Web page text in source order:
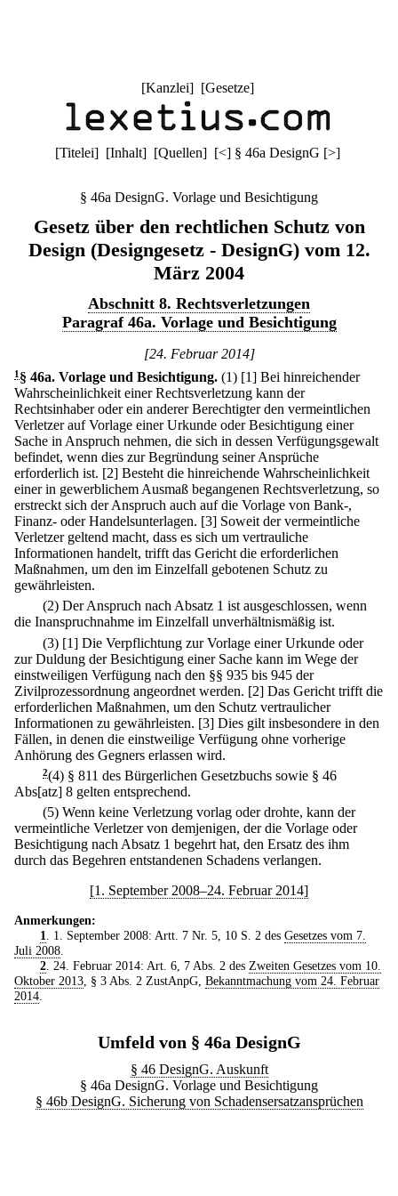
[Kanzlei] [Gesetze]
[Titelei] [Inhalt] [Quellen] [<] § 46a DesignG [>]
§ 46a DesignG. Vorlage und Besichtigung
Gesetz über den rechtlichen Schutz von
Design (Designgesetz - DesignG) vom 12.
März 2004
Abschnitt 8. Rechtsverletzungen
Paragraf 46a. Vorlage und Besichtigung
[24. Februar 2014]
1 § 46a. Vorlage und Besichtigung. (1) [1] Bei hinreichender
Wahrscheinlichkeit einer Rechtsverletzung kann der
Rechtsinhaber oder ein anderer Berechtigter den vermeintlichen
Verletzer auf Vorlage einer Urkunde oder Besichtigung einer
Sache in Anspruch nehmen, die sich in dessen Verfügungsgewalt
befindet, wenn dies zur Begründung seiner Ansprüche
erforderlich ist. [2] Besteht die hinreichende Wahrscheinlichkeit
einer in gewerblichem Ausmaß begangenen Rechtsverletzung, so
erstreckt sich der Anspruch auch auf die Vorlage von Bank-,
Finanz- oder Handelsunterlagen. [3] Soweit der vermeintliche
Verletzer geltend macht, dass es sich um vertrauliche
Informationen handelt, trifft das Gericht die erforderlichen
Maßnahmen, um den im Einzelfall gebotenen Schutz zu
gewährleisten.
(2) Der Anspruch nach Absatz 1 ist ausgeschlossen, wenn
die Inanspruchnahme im Einzelfall unverhältnismäßig ist.
(3) [1] Die Verpflichtung zur Vorlage einer Urkunde oder
zur Duldung der Besichtigung einer Sache kann im Wege der
einstweiligen Verfügung nach den §§ 935 bis 945 der
Zivilprozessordnung angeordnet werden. [2] Das Gericht trifft die
erforderlichen Maßnahmen, um den Schutz vertraulicher
Informationen zu gewährleisten. [3] Dies gilt insbesondere in den
Fällen, in denen die einstweilige Verfügung ohne vorherige
Anhörung des Gegners erlassen wird.
2(4) § 811 des Bürgerlichen Gesetzbuchs sowie § 46
Abs[atz] 8 gelten entsprechend.
(5) Wenn keine Verletzung vorlag oder drohte, kann der
vermeintliche Verletzer von demjenigen, der die Vorlage oder
Besichtigung nach Absatz 1 begehrt hat, den Ersatz des ihm
durch das Begehren entstandenen Schadens verlangen.
[1. September 2008–24. Februar 2014]
Anmerkungen:
1
. 1. September 2008: Artt. 7 Nr. 5, 10 S. 2 des Gesetzes vom 7.
Juli 2008
2. 24. Februar 2014: Art. 6, 7 Abs. 2 des Zweiten Gesetzes vom 10.
Oktober 2013 , § 3 Abs. 2 ZustAnpG, Bekanntmachung vom 24. Februar
2014
Umfeld von § 46a DesignG
§ 46 DesignG. Auskunft
§ 46a DesignG. Vorlage und Besichtigung
§ 46b DesignG. Sicherung von Schadensersatzansprüchen